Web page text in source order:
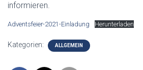
informieren.
Adventsfeier-2021-Einladung Herunterladen
Kategorien: ALLGEMEIN